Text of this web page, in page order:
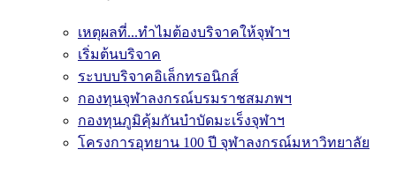
เหตุผลที่...ทำไมต้องบริจาคให้จุฬาฯ
เริ่มต้นบริจาค
ระบบบริจาคอิเล็กทรอนิกส์
กองทุนจุฬาลงกรณ์บรมราชสมภพฯ
กองทุนภูมิคุ้มกันบำบัดมะเร็งจุฬาฯ
โครงการอุทยาน 100 ปี จุฬาลงกรณ์มหาวิทยาลัย